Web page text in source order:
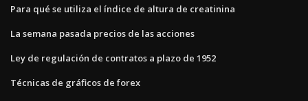
Para qué se utiliza el índice de altura de creatinina
La semana pasada precios de las acciones
Ley de regulación de contratos a plazo de 1952
Técnicas de gráficos de forex